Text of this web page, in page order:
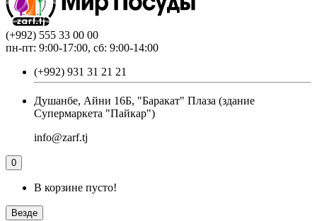
(+992) 555 33 00 00
пн-пт: 9:00-17:00, сб: 9:00-14:00
(+992) 931 31 21 21
Душанбе, Айни 16Б, "Баракат" Плаза (здание
Супермаркета "Пайкар")
info@zarf.tj
0
В корзине пусто!
Везде